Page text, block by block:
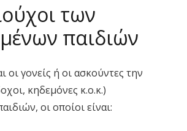
των
παιδιών
οι γονείς ή οι ασκούντες την
κηδεμόνες κ.ο.κ.)
οι οποίοι είναι: